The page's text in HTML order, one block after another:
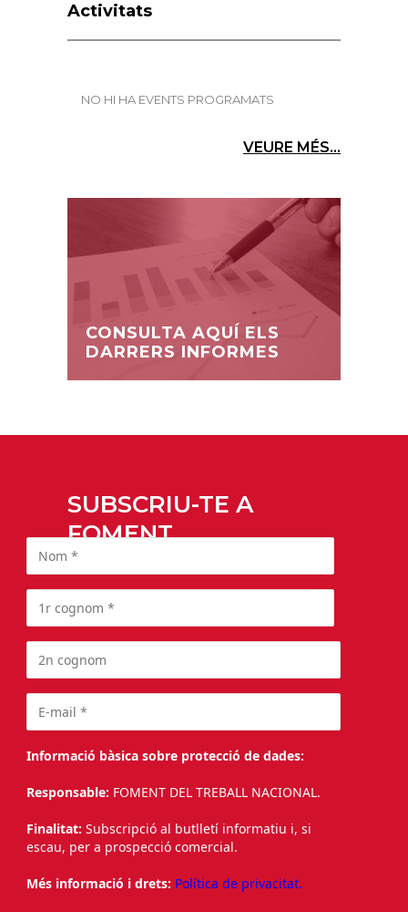
Activitats
NO HI HA EVENTS PROGRAMATS
VEURE MÉS...
CONSULTA AQUÍ ELS
DARRERS INFORMES
SUBSCRIU-TE A
FOMENT
Informació bàsica sobre protecció de dades:
Responsable: FOMENT DEL TREBALL NACIONAL.
Finalitat: Subscripció al butlletí informatiu i, si
escau, per a prospecció comercial.
Més informació i drets: Política de privacitat.